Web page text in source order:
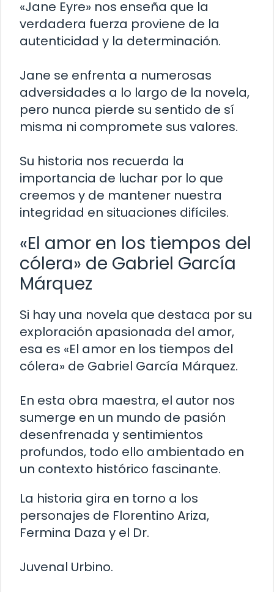
«Jane Eyre» nos enseña que la
verdadera fuerza proviene de la
autenticidad y la determinación.
Jane se enfrenta a numerosas
adversidades a lo largo de la novela,
pero nunca pierde su sentido de sí
misma ni compromete sus valores.
Su historia nos recuerda la
importancia de luchar por lo que
creemos y de mantener nuestra
integridad en situaciones difíciles.
«El amor en los tiempos del
cólera» de Gabriel García
Márquez
Si hay una novela que destaca por su
exploración apasionada del amor,
esa es «El amor en los tiempos del
cólera» de Gabriel García Márquez.
En esta obra maestra, el autor nos
sumerge en un mundo de pasión
desenfrenada y sentimientos
profundos, todo ello ambientado en
un contexto histórico fascinante.
La historia gira en torno a los
personajes de Florentino Ariza,
Fermina Daza y el Dr.
Juvenal Urbino.